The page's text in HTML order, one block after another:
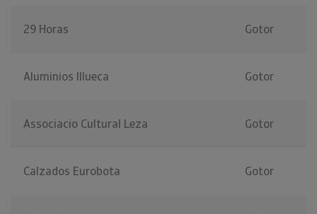
29 Horas Gotor
Aluminios Illueca Gotor
Associacio Cultural Leza Gotor
Calzados Eurobota Gotor